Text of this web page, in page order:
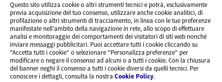
Questo sito utilizza cookie o altri strumenti tecnici e potrà, esclusivamente
previa acquisizione del tuo consenso, utilizzare anche cookie analitici, di
profilazione o altri strumenti di tracciamento, in linea con le tue preferenze
manifestate nell’ambito della navigazione in rete, allo scopo di effettuare
analisi e monitoraggio dei comportamenti dei visitatori di siti web nonché
inviare messaggi pubblicitari. Puoi accettare tutti i cookie cliccando su
"Accetta tutti i cookie" o selezionare "Personalizza preferenze" per
modificare o negare il consenso ad alcuni o a tutti i cookie. Con la chiusura
del banner neghi il consenso a tutti i cookie diversi da quelli tecnici. Per
conoscere i dettagli, consulta la nostra Cookie Policy.
CONTENUTI INTERESSANTI
BLOG